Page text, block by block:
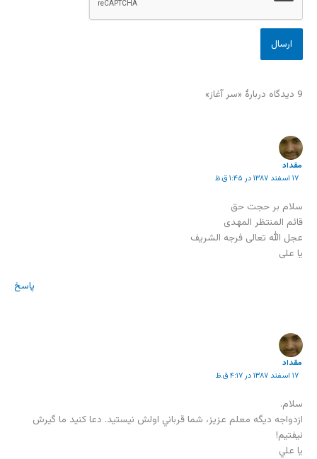
9 دیدگاه دربارهٔ «سر آغاز»
مقداد
۱۷ اسفند ۱۳۸۷ در ۱:۴۵ ق.ظ
سلام بر حجت حق
قائم المنتظر المهدی
عجل الله تعالی فرجه الشریف
یا علی
پاسخ
مقداد
۱۷ اسفند ۱۳۸۷ در ۴:۱۷ ق.ظ
سلام.
ازدواجه ديگه معلم عزیز، شما قرباني اولش نيستيد. دعا کنید ما گیرش
نیفتیم!
يا علي